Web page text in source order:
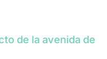
de la avenida de